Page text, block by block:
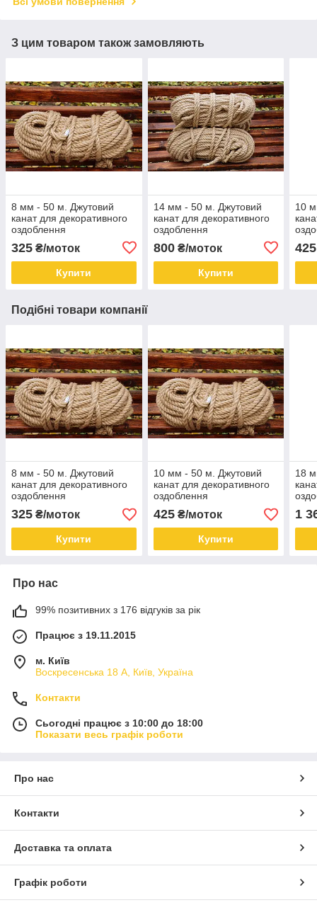
З цим товаром також замовляють
8 мм - 50 м. Джутовий
канат для декоративного
оздоблення
325 ₴/моток
Купити
14 мм - 50 м. Джутовий
канат для декоративного
оздоблення
800₴/моток
Купити
10
425
Подібні товари компанії
8 мм - 50 м. Джутовий
канат для декоративного
оздоблення
325 ₴/моток
Купити
10 мм - 50 м. Джутовий
канат для декоративного
оздоблення
425₴/моток
Купити
18
1
Про нас
99% позитивних з 176 відгуків за рік
Працює з 19.11.2015
м. Київ
Воскресенська 18 А, Київ, Україна
Контакти
Сьогодні працює з 10:00 до 18:00
Показати весь графік роботи
Про нас
Контакти
Доставка та оплата
Графік роботи